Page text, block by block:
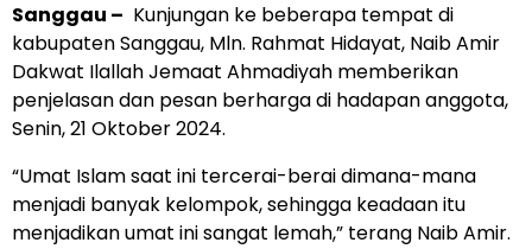
Sanggau – Kunjungan ke beberapa tempat di
kabupaten Sanggau, Mln. Rahmat Hidayat, Naib Amir
Dakwat Ilallah Jemaat Ahmadiyah memberikan
penjelasan dan pesan berharga di hadapan anggota,
Senin, 21 Oktober 2024.
“Umat Islam saat ini tercerai-berai dimana-mana
menjadi banyak kelompok, sehingga keadaan itu
menjadikan umat ini sangat lemah,” terang Naib Amir.